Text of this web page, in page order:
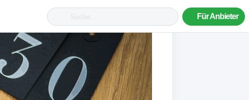
Für Anbieter